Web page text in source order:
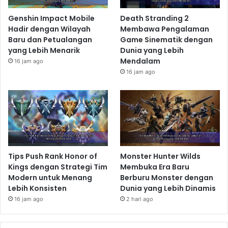
cermat. Ini adalah salah satu aspek yang
membuat Death Stranding
begitu unik dan berbeda
dari game-game lain di pasaran.
Cerita yang Memikat dan Penuh
Misteri
kompleks dan penuh misteri. Hideo Kojima, yang
dikenal dengan gaya berceritanya yang unik dan
penuh metafora, membuat cerita yang penuh dengan
simbolisme dan interpretasi yang beragam. Pemain
rahasia, dan memahami dunia yang penuh dengan
keganjilan di dalamnya. Hal ini membuatDeath
Strandingbukan hanya sekedar game, tetapi juga
sebuah pengalaman yang merangsang pikiran dan
imajinasi.
Genshin Impact Mobile
Hadir dengan Wilayah
Baru dan Petualangan
yang Lebih Menarik
16 jam ago
Death Stranding 2
Membawa Pengalaman
Game Sinematik dengan
Dunia yang Lebih
Mendalam
16 jam ago
Tips Push Rank Honor of
Kings dengan Strategi Tim
Modern untuk Menang
Lebih Konsisten
16 jam ago
Monster Hunter Wilds
Membuka Era Baru
Berburu Monster dengan
Dunia yang Lebih Dinamis
2 hari ago